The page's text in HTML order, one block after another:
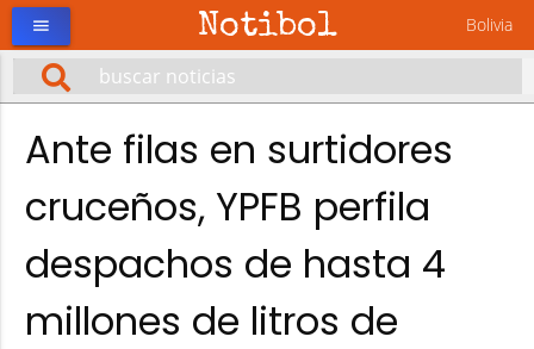
Notibol Bolivia
menu
Ante filas en surtidores
cruceños, YPFB perfila
despachos de hasta 4
millones de litros de